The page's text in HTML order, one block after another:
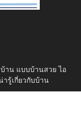
าน แบบบ้านสวย ไอ
ารู้เกี่ยวกับบ้าน